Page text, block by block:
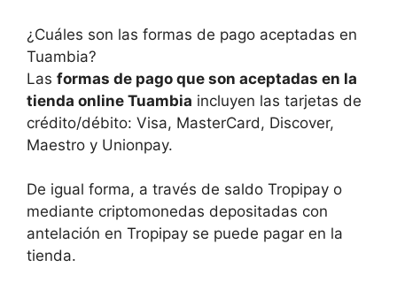
¿Cuáles son las formas de pago aceptadas en
Tuambia?
Las formas de pago que son aceptadas en la
tienda online Tuambia incluyen las tarjetas de
crédito/débito: Visa, MasterCard, Discover,
Maestro y Unionpay.
De igual forma, a través de saldo Tropipay o
mediante criptomonedas depositadas con
antelación en Tropipay se puede pagar en la
tienda.